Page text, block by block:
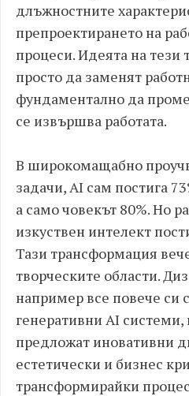
длъжностните
препроектирането на
процеси. Идеята на
просто да заменят
фундаментално да
се извършва работата.
В широкомащабно
задачи, AI сам постига
а само човекът 80%. Но
изкуствен интелект
Тази трансформация
творческите области.
например все повече си
генеративни AI системи,
предложат иновативни
естетически и бизнес
трансформирайки